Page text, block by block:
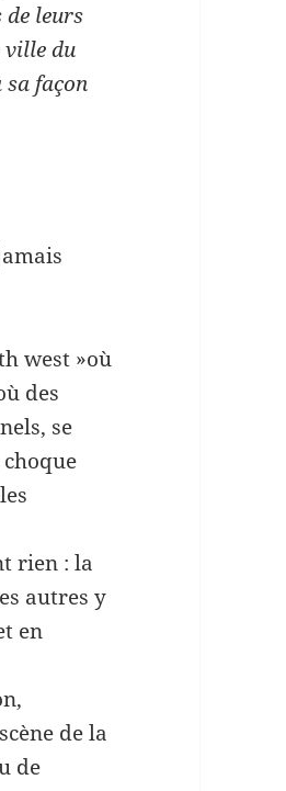
de leurs
ville du
sa façon
west »où
des
se
rien : la
autres y
en
de la
de